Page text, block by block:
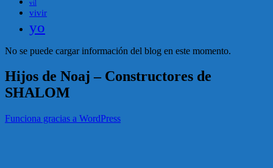
vil
vivir
yo
No se puede cargar información del blog en este momento.
Hijos de Noaj – Constructores de
SHALOM
Funciona gracias a WordPress